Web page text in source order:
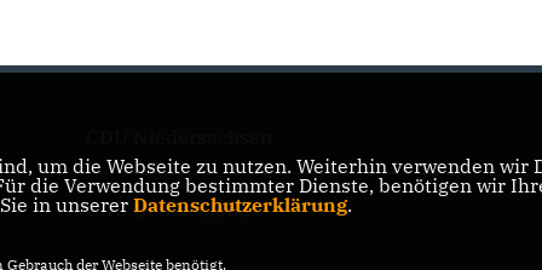
CDU Deutschlands
um die Webseite zu nutzen. Weiterhin verwenden
die Verwendung bestimmter Dienste, benötigen wir
in unserer Datenschutzerklärung.
der Webseite benötigt.